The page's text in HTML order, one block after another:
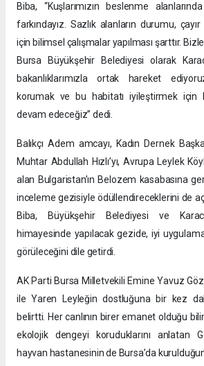
Biba, “Kuşlarımızın beslenme
farkındayız. Sazlık alanların durumu,
için bilimsel çalışmalar yapılması şarttır.
Bursa Büyükşehir Belediyesi olarak
bakanlıklarımızla ortak hareket
korumak ve bu habitatı iyileştirmek için
devam edeceğiz” dedi.
Balıkçı Adem amcayı, Kadın Dernek
Muhtar Abdullah Hızlı’yı, Avrupa Leylek
alan Bulgaristan’ın Belozem kasabasına
inceleme gezisiyle ödüllendireceklerini de
Biba, Büyükşehir Belediyesi ve
himayesinde yapılacak gezide, iyi
görüleceğini dile getirdi.
AK Parti Bursa Milletvekili Emine Yavuz
ile Yaren Leyleğin dostluğuna bir kez
belirtti. Her canlının birer emanet olduğu
ekolojik dengeyi koruduklarını anlatan
hayvan hastanesinin de Bursa’da